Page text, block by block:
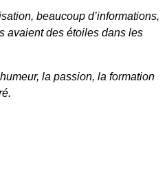
beaucoup d’informations,
avaient des étoiles dans les
la passion, la formation